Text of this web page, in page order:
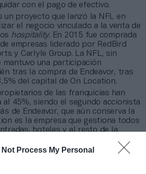
Not Process My Personal
con el pago de efectivo.
un proyecto que lanzó la NFL en
el negocio vinculado a la venta de
hospitality. En 2015 fue comprada
empresas liderado por RedBird
y Carlyle Group. La NFL, sin
mantuvo una participación
tras la compra de Endeavor, tras
del capital de On Location.
de las franquicias han
al 45%, siendo el segundo accionista
de Endeavor, que aún conserva la
es la empresa que gestiona todos
hoteles y el resto de la
y algunos Grand Slam de tenis.